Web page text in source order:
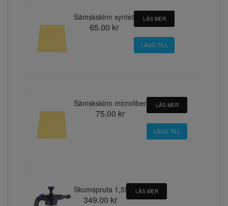
Sämskskinn syntet
65.00 kr
LÄS MER
Sämskskinn microfiber
75.00 kr
LÄS MER
Skumspruta 1,5l
349.00 kr
LÄS MER